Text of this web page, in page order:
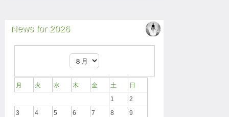
News for 2026
月 火 水 木 金 土
日
1
2
3
4 5 6 7 8
9